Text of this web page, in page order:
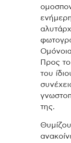
Προς το
του
της.